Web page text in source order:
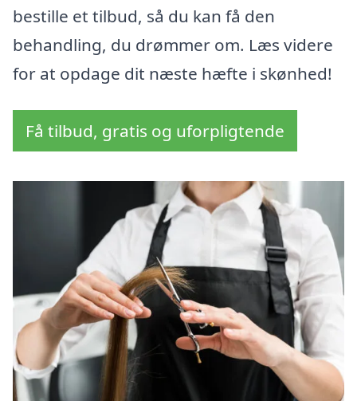
bestille et tilbud, så du kan få den
behandling, du drømmer om. Læs videre
for at opdage dit næste hæfte i skønhed!
Få tilbud, gratis og uforpligtende